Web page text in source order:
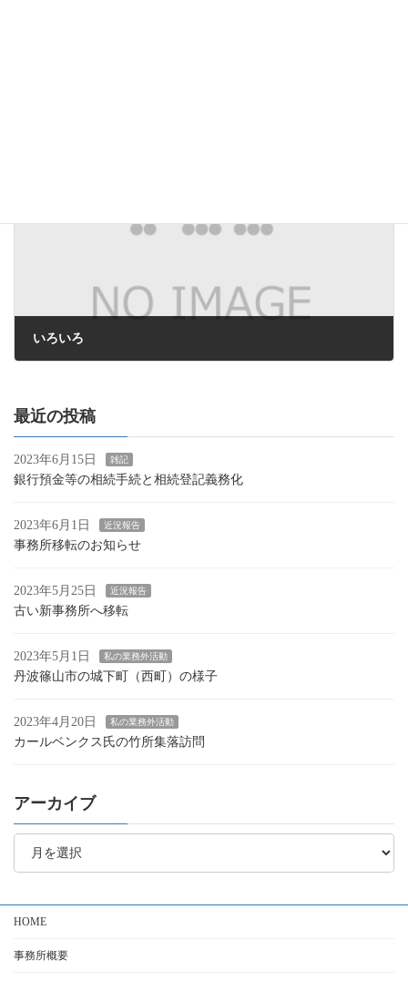
いろいろ
最近の投稿
2023年6月15日 雑記
銀行預金等の相続手続と相続登記義務化
2023年6月1日 近況報告
事務所移転のお知らせ
2023年5月25日 近況報告
古い新事務所へ移転
2023年5月1日 私の業務外活動
丹波篠山市の城下町（西町）の様子
2023年4月20日 私の業務外活動
カールベンクス氏の竹所集落訪問
アーカイブ
ア
HOME
事務所概要